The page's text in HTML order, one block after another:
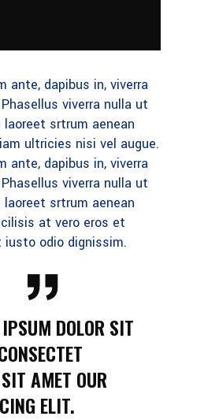
ante, dapibus in, viverra
viverra nulla ut
srtrum aenean
ultricies nisi vel augue.
ante, dapibus in, viverra
viverra nulla ut
srtrum aenean
at vero eros et
iusto odio dignissim.
DOLOR SIT
AMET OUR
ELIT.